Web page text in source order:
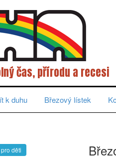
čas, přírodu a recesi
k duhu Březový lístek
pro děti